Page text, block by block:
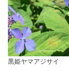
黒姫ヤマアジサイ